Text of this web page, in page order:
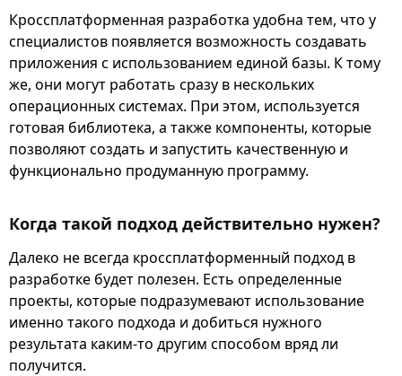
Кроссплатформенная разработка удобна тем, что у
специалистов появляется возможность создавать
приложения с использованием единой базы. К тому
же, они могут работать сразу в нескольких
операционных системах. При этом, используется
готовая библиотека, а также компоненты, которые
позволяют создать и запустить качественную и
функционально продуманную программу.
Когда такой подход действительно нужен?
Далеко не всегда кроссплатформенный подход в
разработке будет полезен. Есть определенные
проекты, которые подразумевают использование
именно такого подхода и добиться нужного
результата каким-то другим способом вряд ли
получится.